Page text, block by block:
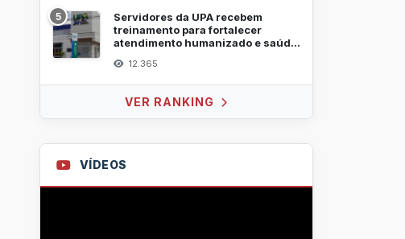
5
Servidores da UPA recebem
treinamento para fortalecer
atendimento humanizado e saúde
12.365
VER RANKING
VÍDEOS